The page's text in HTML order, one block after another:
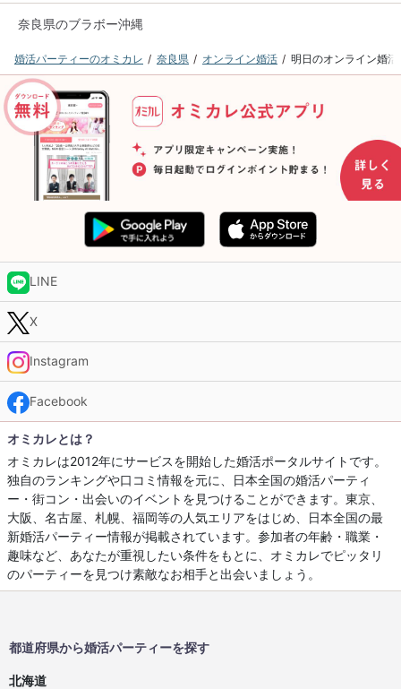
奈良県のブラボー沖縄
婚活パーティーのオミカレ 奈良県 オンライン婚活 明日のオンライン婚活
LINE
X
Instagram
Facebook
オミカレとは？
オミカレは2012年にサービスを開始した婚活ポータルサイトです。
独自のランキングや口コミ情報を元に、日本全国の婚活パーティ
ー・街コン・出会いのイベントを見つけることができます。東京、
大阪、名古屋、札幌、福岡等の人気エリアをはじめ、日本全国の最
新婚活パーティー情報が掲載されています。参加者の年齢・職業・
趣味など、あなたが重視したい条件をもとに、オミカレでピッタリ
のパーティーを見つけ素敵なお相手と出会いましょう。
都道府県から婚活パーティーを探す
北海道